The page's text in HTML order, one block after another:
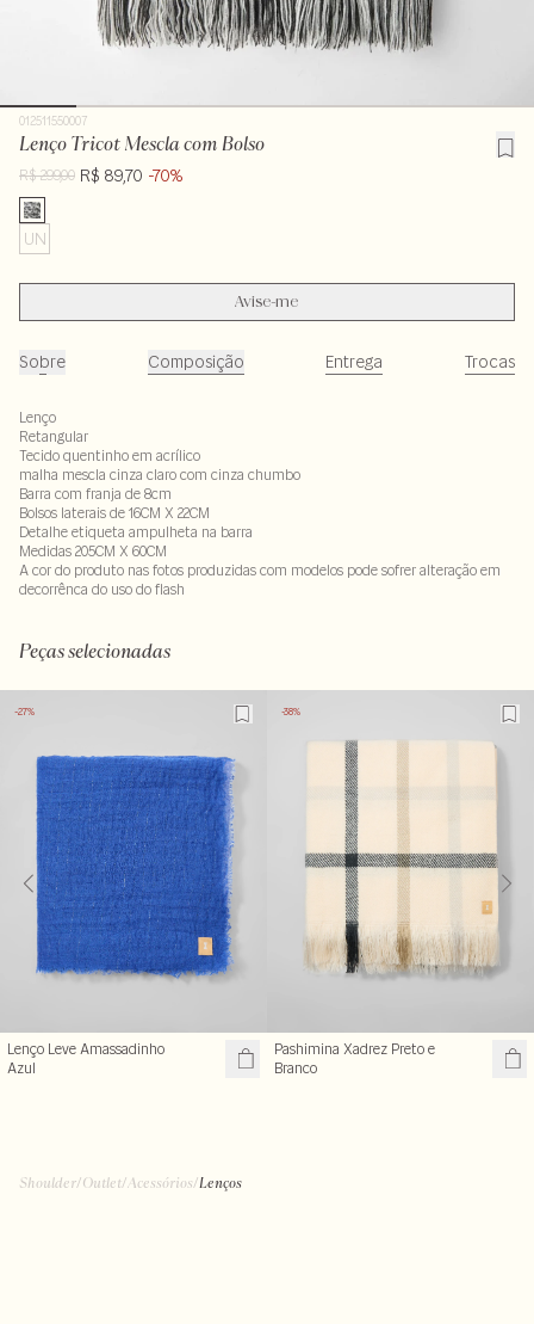
012511550007
Lenço Tricot Mescla com Bolso
R$ 299,00 R$ 89,70 -70%
UN
Avise-me
Sobre Composição Entrega Trocas
Lenço
Retangular
Tecido quentinho em acrílico
malha mescla cinza claro com cinza chumbo
Barra com franja de 8cm
Bolsos laterais de 16CM X 22CM
Detalhe etiqueta ampulheta na barra
Medidas 205CM X 60CM
A cor do produto nas fotos produzidas com modelos pode sofrer alteração em
decorrênca do uso do flash
Peças selecionadas
-27%
Lenço Leve Amassadinho
Azul
-38%
Pashimina Xadrez Preto e
Branco
Shoulder/Outlet/ Acessórios/Lenços